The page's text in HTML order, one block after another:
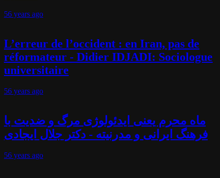
56 years ago
L’erreur de l’occident : en Iran, pas de
réformateur - Didier IDJADI: Sociologue
universitaire
56 years ago
ماه محرم یعنی ایدئولوژی مرگ و ضدیت با
فرهنگ ایرانی و مدرنیته - دکتر جلال ایجادی
56 years ago